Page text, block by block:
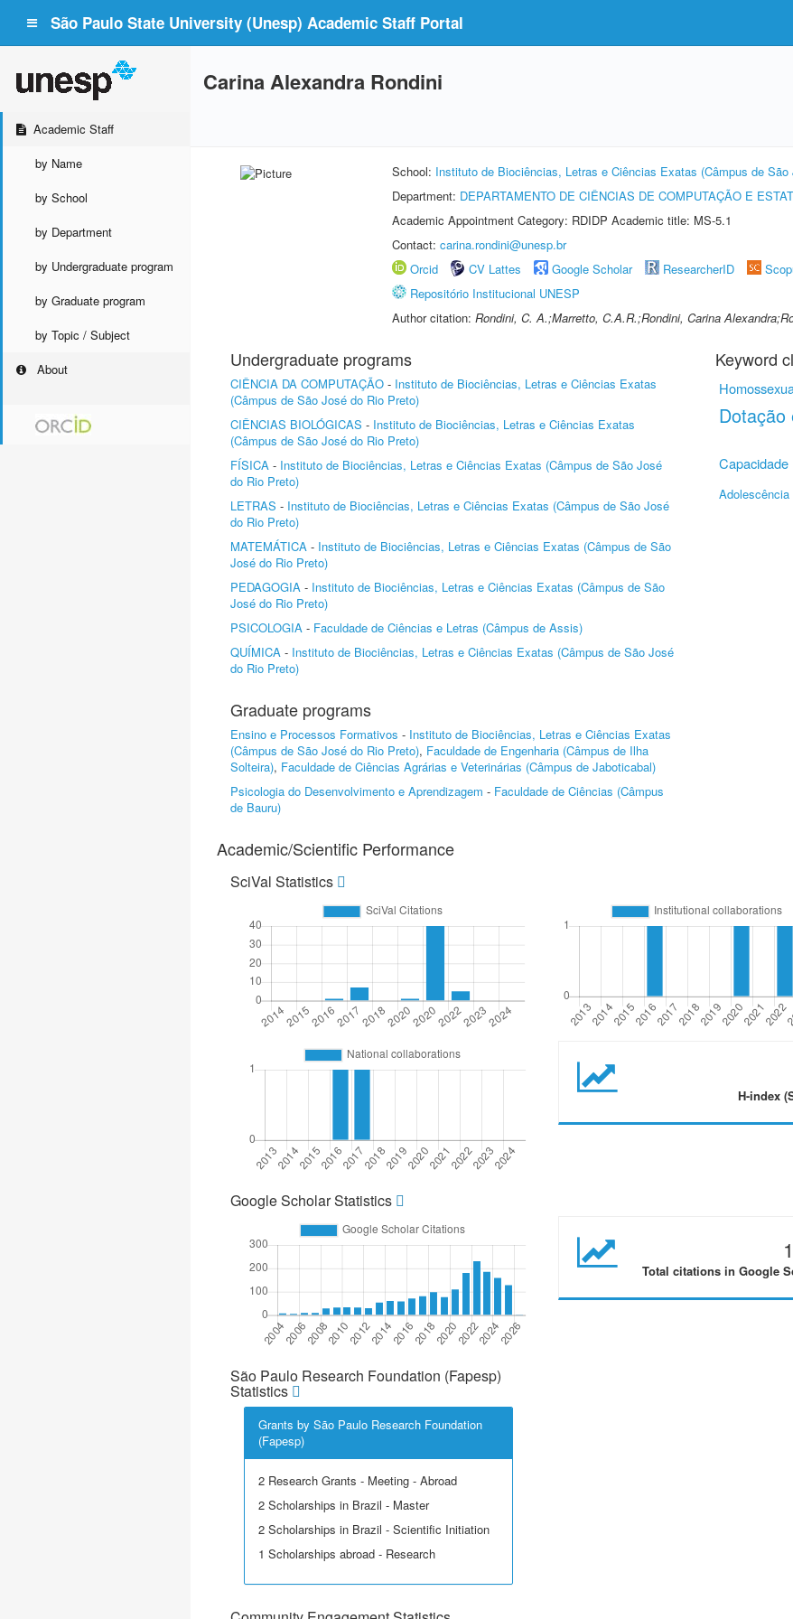
São Paulo State University (Unesp) Academic Staff Portal
Academic Staff
by Name
by School
by Department
by Undergraduate program
by Graduate program
by Topic / Subject
About
Carina Alexandra Rondini
School: Instituto de Biociências, Letras e Ciências Exatas (Câmpus de
Department: DEPARTAMENTO DE CIÊNCIAS DE COMPUTAÇÃO E
Academic Appointment Category: RDIDP Academic title: MS-5.1
Contact: carina.rondini@unesp.br
Orcid
CV Lattes Google Scholar ResearcherID
Repositório Institucional UNESP
Author citation: Rondini, C. A.;Marretto, C.A.R.;Rondini, Carina
Undergraduate programs
CIÊNCIA DA COMPUTAÇÃO - Instituto de Biociências, Letras e Ciências Exatas
(Câmpus de São José do Rio Preto)
CIÊNCIAS BIOLÓGICAS - Instituto de Biociências, Letras e Ciências Exatas
(Câmpus de São José do Rio Preto)
FÍSICA - Instituto de Biociências, Letras e Ciências Exatas (Câmpus de São José
do Rio Preto)
LETRAS - Instituto de Biociências, Letras e Ciências Exatas (Câmpus de São José
do Rio Preto)
MATEMÁTICA - Instituto de Biociências, Letras e Ciências Exatas (Câmpus de São
José do Rio Preto)
PEDAGOGIA - Instituto de Biociências, Letras e Ciências Exatas (Câmpus de São
José do Rio Preto)
PSICOLOGIA - Faculdade de Ciências e Letras (Câmpus de Assis)
QUÍMICA - Instituto de Biociências, Letras e Ciências Exatas (Câmpus de São José
do Rio Preto)
Graduate programs
Ensino e Processos Formativos - Instituto de Biociências, Letras e Ciências Exatas
(Câmpus de São José do Rio Preto), Faculdade de Engenharia (Câmpus de Ilha
Solteira), Faculdade de Ciências Agrárias e Veterinárias (Câmpus de Jaboticabal)
Psicologia do Desenvolvimento e Aprendizagem - Faculdade de Ciências (Câmpus
de Bauru)
Keyword
Dotação
Capacidade
Adolescência
Academic/Scientific Performance
SciVal Statistics
H-index
Google Scholar Statistics
Total citations in Google
São Paulo Research Foundation (Fapesp)
Statistics
Grants by São Paulo Research Foundation
(Fapesp)
2 Research Grants - Meeting - Abroad
2 Scholarships in Brazil - Master
2 Scholarships in Brazil - Scientific Initiation
1 Scholarships abroad - Research